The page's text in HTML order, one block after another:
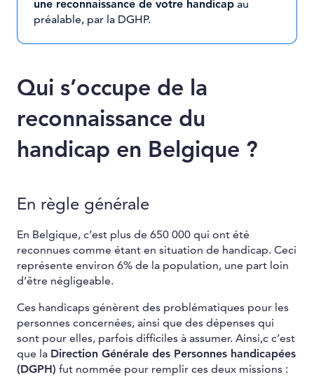
une reconnaissance de votre handicap au
préalable, par la DGHP.
Qui s’occupe de la
reconnaissance du
handicap en Belgique ?
En règle générale
En Belgique, c’est plus de 650 000 qui ont été
reconnues comme étant en situation de handicap. Ceci
représente environ 6% de la population, une part loin
d’être négligeable.
Ces handicaps génèrent des problématiques pour les
personnes concernées, ainsi que des dépenses qui
sont pour elles, parfois difficiles à assumer. Ainsi,c c’est
que la Direction Générale des Personnes handicapées
(DGPH) fut nommée pour remplir ces deux missions :